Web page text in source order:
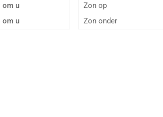
om u
om u
Zon op
Zon onder